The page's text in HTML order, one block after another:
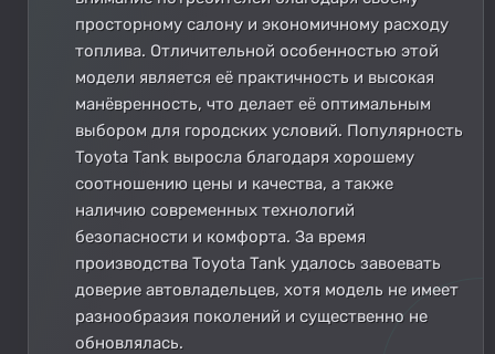
просторному салону и экономичному расходу
топлива. Отличительной особенностью этой
модели является её практичность и высокая
манёвренность, что делает её оптимальным
выбором для городских условий. Популярность
Toyota Tank выросла благодаря хорошему
соотношению цены и качества, а также
наличию современных технологий
безопасности и комфорта. За время
производства Toyota Tank удалось завоевать
доверие автовладельцев, хотя модель не имеет
разнообразия поколений и существенно не
обновлялась.